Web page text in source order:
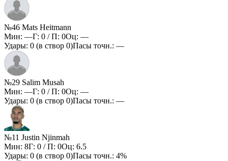
№46 Mats Heitmann
Мин: —Г: 0 / П: 0Оц: —
Удары: 0 (в створ 0)Пасы точн.: —
№29 Salim Musah
Мин: —Г: 0 / П: 0Оц: —
Удары: 0 (в створ 0)Пасы точн.: —
№11 Justin Njinmah
Мин: 8Г: 0 / П: 0Оц: 6.5
Удары: 0 (в створ 0)Пасы точн.: 4%